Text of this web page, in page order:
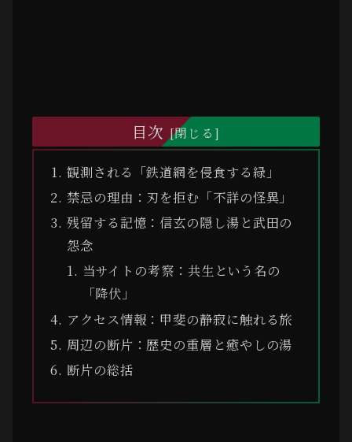
目次
観測される「鉄道網を侵食する緑」
禁忌の理由：刃を拒む「不詳の怪異」
残留する記憶：信玄の隠し湯と武田の
怨念
当サイトの考察：共生という名の
「降伏」
アクセス情報：甲斐の静寂に触れる旅
周辺の断片：歴史の重層と癒やしの湯
断片の総括